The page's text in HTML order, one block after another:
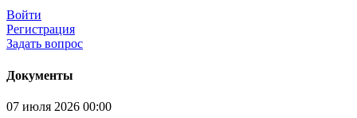
Войти
Регистрация
Задать вопрос
Документы
07 июля 2026 00:00